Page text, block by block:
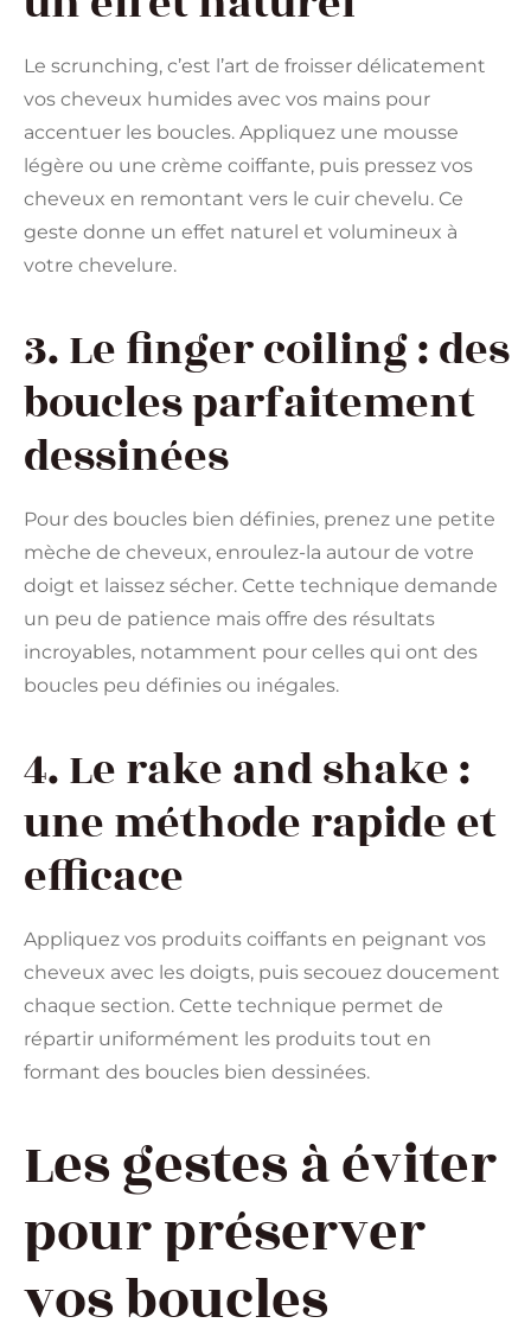
Le scrunching, c’est l’art de froisser délicatement
vos cheveux humides avec vos mains pour
accentuer les boucles. Appliquez une mousse
légère ou une crème coiffante, puis pressez vos
cheveux en remontant vers le cuir chevelu. Ce
geste donne un effet naturel et volumineux à
votre chevelure.
3. Le finger coiling : des
boucles parfaitement
dessinées
Pour des boucles bien définies, prenez une petite
mèche de cheveux, enroulez-la autour de votre
doigt et laissez sécher. Cette technique demande
un peu de patience mais offre des résultats
incroyables, notamment pour celles qui ont des
boucles peu définies ou inégales.
4. Le rake and shake :
une méthode rapide et
efficace
Appliquez vos produits coiffants en peignant vos
cheveux avec les doigts, puis secouez doucement
chaque section. Cette technique permet de
répartir uniformément les produits tout en
formant des boucles bien dessinées.
Les gestes à éviter
pour préserver
vos boucles